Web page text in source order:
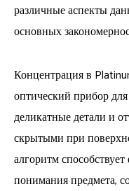
различные аспекты
основных
Концентрация в
оптический прибор
деликатные детали и
скрытыми при
алгоритм
понимания предмета,